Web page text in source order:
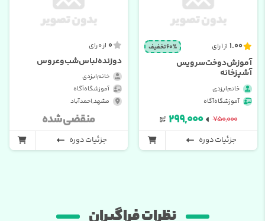
1.00 از 1 رای 60% تخفیف
آموزش دوخت سرویس
آشپزخانه
خانم ایزدی
آموزشگاه آگاه
۷۵۰,۰۰۰ ۲۹۹,۰۰۰
جزئیات دوره
0 از 0 رای
دوزنده لباس شب و عروس
خانم ایزدی
آموزشگاه آگاه
مشهد , احمدآباد
منقضی شده
جزئیات دوره